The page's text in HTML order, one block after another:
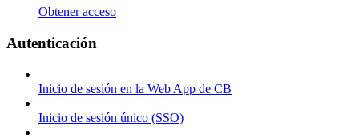
Obtener acceso
Autenticación
Inicio de sesión en la Web App de CB
Inicio de sesión único (SSO)